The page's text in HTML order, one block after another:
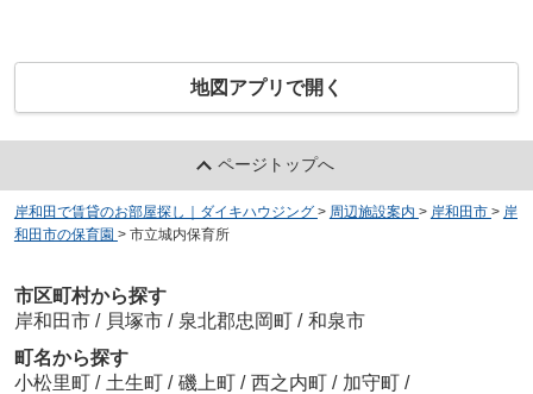
地図アプリで開く
ページトップへ
岸和田で賃貸のお部屋探し｜ダイキハウジング > 周辺施設案内 > 岸和田市 > 岸
和田市の保育園 > 市立城内保育所
市区町村から探す
岸和田市 / 貝塚市 / 泉北郡忠岡町 / 和泉市
町名から探す
小松里町 / 土生町 / 磯上町 / 西之内町 / 加守町 /